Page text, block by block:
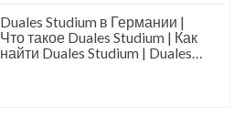
Duales Studium в Германии |
Что такое Duales Studium | Как
найти Duales Studium | Duales